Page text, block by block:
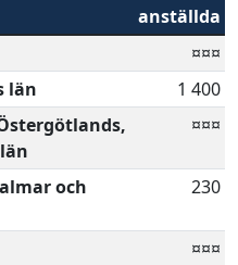
anställda
¤¤¤
län
1 400
¤¤¤
och
230
¤¤¤